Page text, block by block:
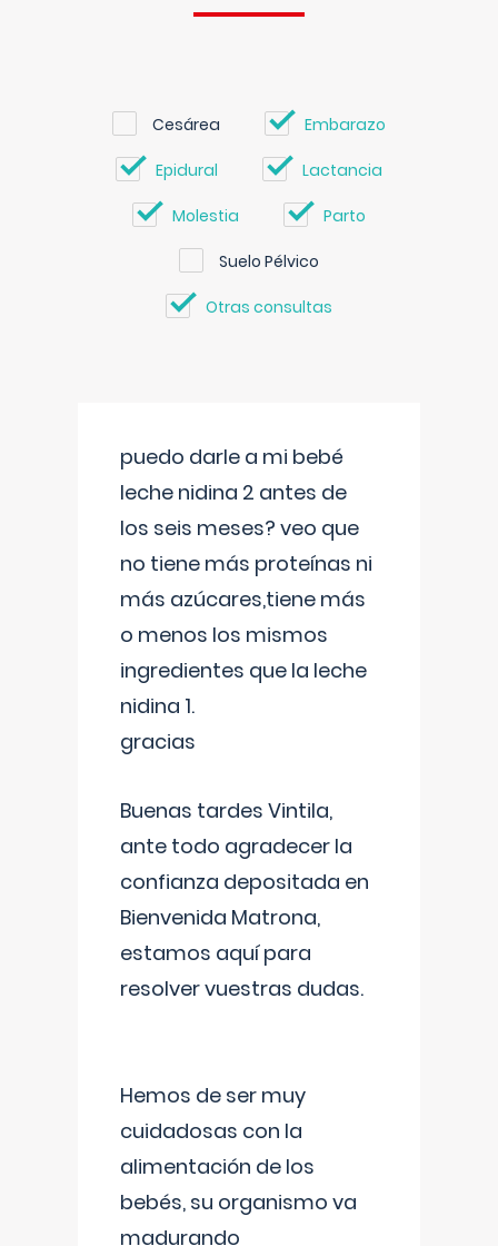
Cesárea Embarazo
Epidural Lactancia
Molestia Parto
Suelo Pélvico
Otras consultas
puedo darle a mi bebé
leche nidina 2 antes de
los seis meses? veo que
no tiene más proteínas ni
más azúcares,tiene más
o menos los mismos
ingredientes que la leche
nidina 1.
gracias
Buenas tardes Vintila,
ante todo agradecer la
confianza depositada en
Bienvenida Matrona,
estamos aquí para
resolver vuestras dudas.
Hemos de ser muy
cuidadosas con la
alimentación de los
bebés, su organismo va
madurando